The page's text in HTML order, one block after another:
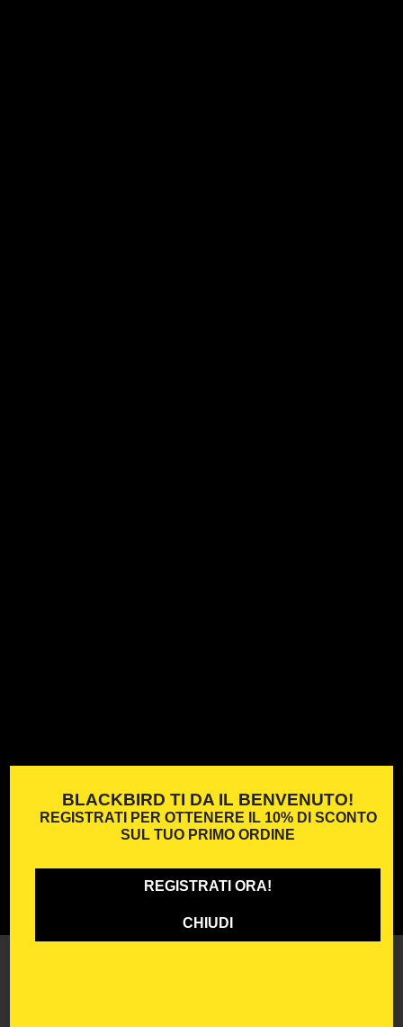
BLACKBIRD TI DA IL BENVENUTO!
REGISTRATI PER OTTENERE IL 10% DI SCONTO
SUL TUO PRIMO ORDINE
REGISTRATI ORA!
CHIUDI